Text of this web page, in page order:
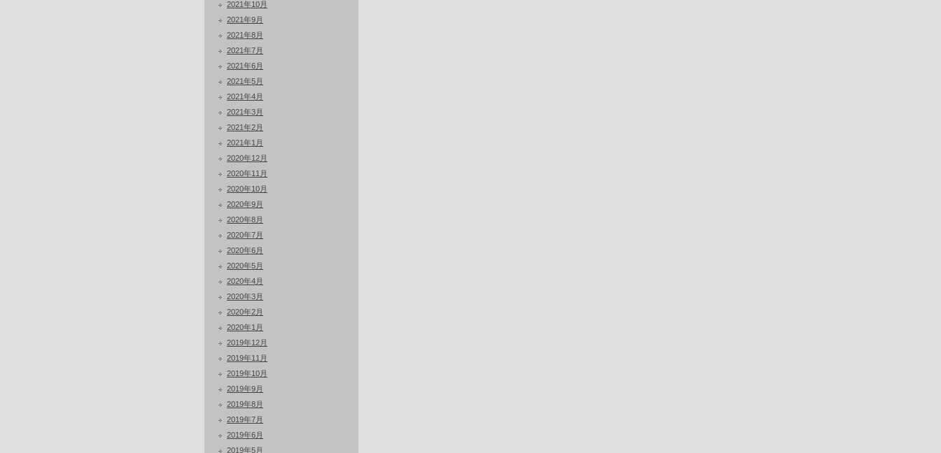
2021年10月
2021年9月
2021年8月
2021年7月
2021年6月
2021年5月
2021年4月
2021年3月
2021年2月
2021年1月
2020年12月
2020年11月
2020年10月
2020年9月
2020年8月
2020年7月
2020年6月
2020年5月
2020年4月
2020年3月
2020年2月
2020年1月
2019年12月
2019年11月
2019年10月
2019年9月
2019年8月
2019年7月
2019年6月
2019年5月